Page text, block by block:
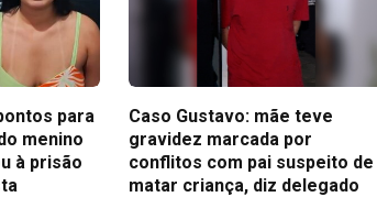
para
menino
à prisão
Caso Gustavo: mãe teve
gravidez marcada por
conflitos com pai suspeito de
matar criança, diz delegado